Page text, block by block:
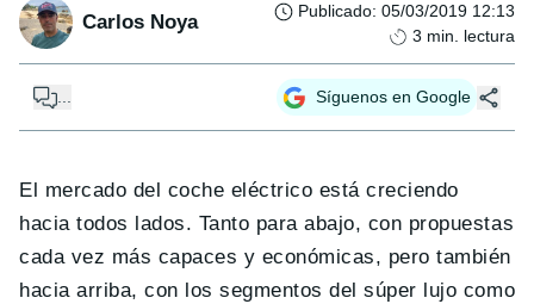
Carlos Noya Publicado: 05/03/2019 12:13
3 min. lectura
... Síguenos en Google
El mercado del coche eléctrico está creciendo
hacia todos lados. Tanto para abajo, con propuestas
cada vez más capaces y económicas, pero también
hacia arriba, con los segmentos del súper lujo como